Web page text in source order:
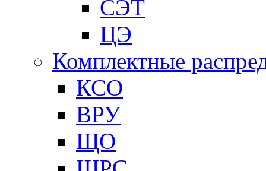
СЭТ
ЦЭ
Комплектные
КСО
ВРУ
ЩО